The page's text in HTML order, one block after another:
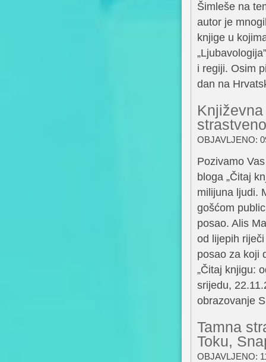
Šimleše na
autor je
knjige u
i regiji. Osim
dan na
OBJAVLJENO:
Pozivamo
bloga „Čitaj
milijuna ljudi.
gošćom
posao. Alis
od lijepih
posao za koji
„Čitaj knjigu:
srijedu,
obrazovanje
Tamna
Toku,
OBJAVLJENO: